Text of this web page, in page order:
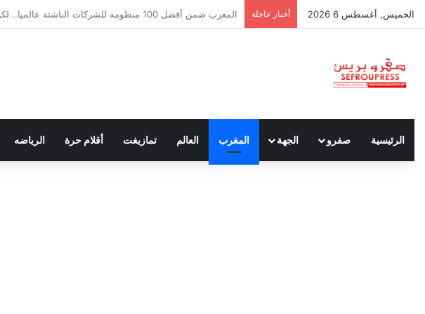
الخميس, أغسطس 6 2026 أخبار عاجلة سبتة ومليلية… حين يتحدث أنصار الديمقراطية بلسان الاستعمار
الرئيسية صفرو الجهة المغرب العالم تمازيغت أقلام حرة الرياضه